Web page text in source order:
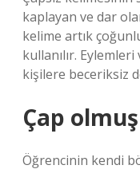
kaplayan ve dar
kelime artık
kullanılır.
kişilere beceriksiz
Çap
Öğrencinin kendi